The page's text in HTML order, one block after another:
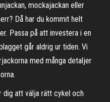
mockajackan eller
Då har du kommit helt
Passa på att investera i en
går aldrig ur tiden. Vi
med många detaljer
dig att välja rätt cykel och